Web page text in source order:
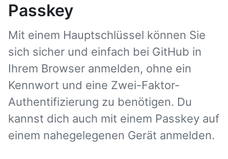
Passkey
Mit einem Hauptschlüssel können Sie
sich sicher und einfach bei GitHub in
Ihrem Browser anmelden, ohne ein
Kennwort und eine Zwei-Faktor-
Authentifizierung zu benötigen. Du
kannst dich auch mit einem Passkey auf
einem nahegelegenen Gerät anmelden.